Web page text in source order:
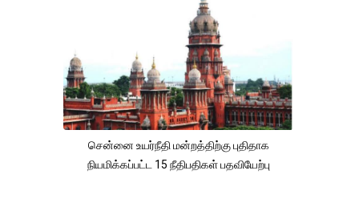
சென்னை உயர்நீதி மன்றத்திற்கு புதிதாக
நியமிக்கப்பட்ட 15 நீதிபதிகள் பதவியேற்பு